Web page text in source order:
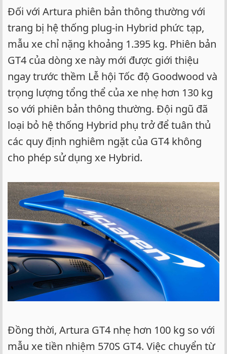
Đối với Artura phiên bản thông thường với
trang bị hệ thống plug-in Hybrid phức tạp,
mẫu xe chỉ nặng khoảng 1.395 kg. Phiên bản
GT4 của dòng xe này mới được giới thiệu
ngay trước thềm Lễ hội Tốc độ Goodwood và
trọng lượng tổng thể của xe nhẹ hơn 130 kg
so với phiên bản thông thường. Đội ngũ đã
loại bỏ hệ thống Hybrid phụ trở để tuân thủ
các quy định nghiêm ngặt của GT4 không
cho phép sử dụng xe Hybrid.
Đồng thời, Artura GT4 nhẹ hơn 100 kg so với
mẫu xe tiền nhiệm 570S GT4. Việc chuyển từ